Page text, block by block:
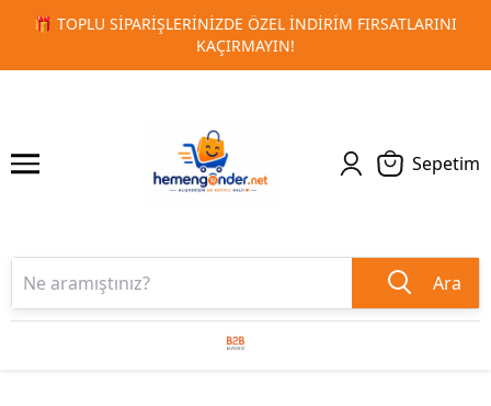
🚀 KURUMSAL PROMOSYON VE MATBAA
TESLIMAT!
1 2
Sepetim
Ara